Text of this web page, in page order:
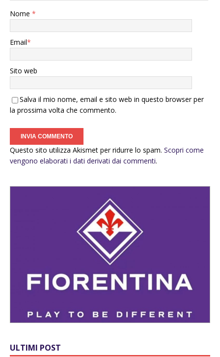
Nome *
Email*
Sito web
Salva il mio nome, email e sito web in questo browser per
la prossima volta che commento.
Questo sito utilizza Akismet per ridurre lo spam. Scopri come
vengono elaborati i dati derivati dai commenti.
ULTIMI POST